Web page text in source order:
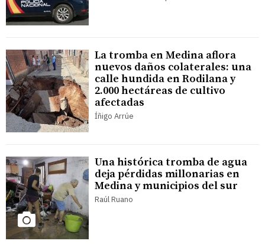
La tromba en Medina aflora
nuevos daños colaterales: una
calle hundida en Rodilana y
2.000 hectáreas de cultivo
afectadas
Íñigo Arrúe
Una histórica tromba de agua
deja pérdidas millonarias en
Medina y municipios del sur
Raúl Ruano